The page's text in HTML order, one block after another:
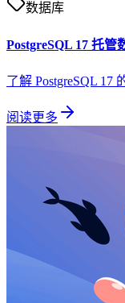
数据库
PostgreSQL 17 托管
了解 PostgreSQL 17
阅读更多